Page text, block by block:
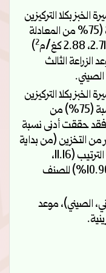
بكلا التركيزين
(7.5, 10 غ/ل) والتسميد المعدني بنسبة (75% من المعادلة
2
)
الزراعة الثالث
بكلا التركيزين
(7.5، 10 غ/ل) مع التسميد المعدني بنسبة (75%) من
فقد حققت أدنى نسبة
التخزين (من بداية
شهر أيلول وحتى نهاية شباط) بلغت على الترتيب (11.16،
11.14%) للصنف الكسواني، و(10.99 ، 10.90%) للصنف
الصيني)، موعد